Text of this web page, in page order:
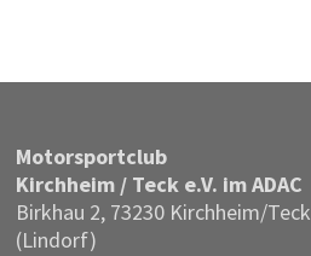
Motor­sportclub
Kirchheim / Teck e.V. im ADAC
Birkhau 2, 73230 Kirchheim/Teck
(Lindorf)